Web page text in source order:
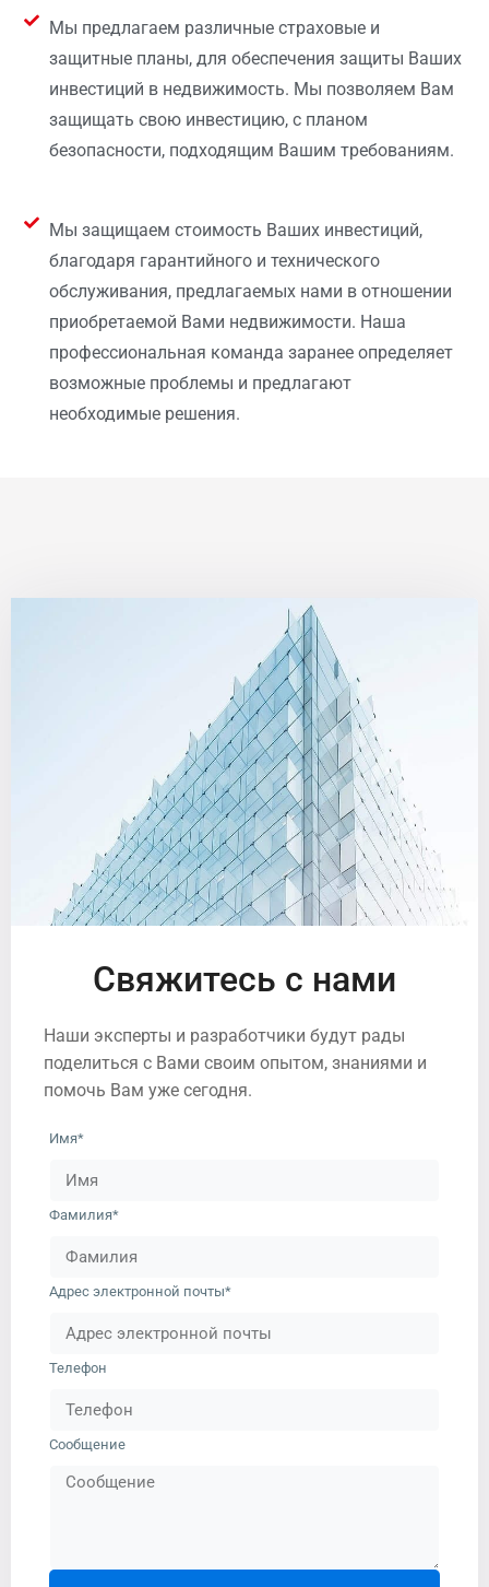
Мы защищаем стоимость Ваших инвестиций,
благодаря гарантийного и технического
обслуживания, предлагаемых нами в отношении
приобретаемой Вами недвижимости. Наша
профессиональная команда заранее определяет
возможные проблемы и предлагают
необходимые решения.
Мы предлагаем различные страховые и
защитные планы, для обеспечения защиты Ваших
инвестиций в недвижимость. Мы позволяем Вам
защищать свою инвестицию, с планом
безопасности, подходящим Вашим требованиям.
Свяжитесь с нами
Наши эксперты и разработчики будут рады
поделиться с Вами своим опытом, знаниями и
помочь Вам уже сегодня.
Имя*
Фамилия*
Адрес электронной почты*
Телефон
Сообщение